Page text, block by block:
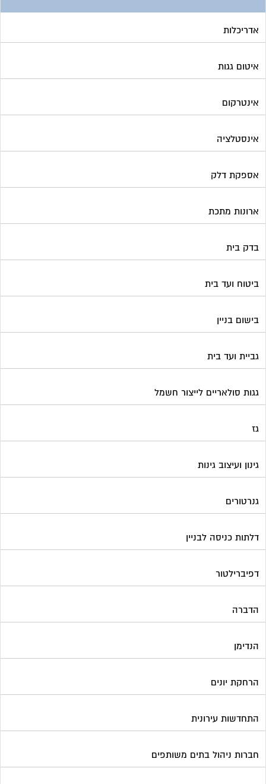
אדריכלות
איטום גגות
אינטרקום
אינסטלציה
אספקת דלק
ארונות מתכת
בדק בית
ביטוח ועד בית
בישום בניין
גביית ועד בית
גגות סולאריים לייצור חשמל
גז
גינון ועיצוב גינות
גנרטורים
דלתות כניסה לבניין
דפיברילטור
הדברה
הנדימן
הרחקת יונים
התחדשות עירונית
חברות ניהול בתים משותפים